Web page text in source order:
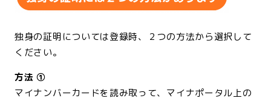
独身の証明については登録時、２つの方法から選択して
ください。
方法 ①
マイナンバーカードを読み取って、マイナポータル上の